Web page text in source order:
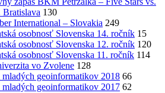
Bratislava 130
International – Slovakia 249
osobnosť Slovenska 14. ročník 15
osobnosť Slovenska 12. ročník 120
osobnosť Slovenska 11. ročník 114
vo Zvolene 128
mladých geoinformatikov 2018 66
mladých geoinformatikov 2017 62